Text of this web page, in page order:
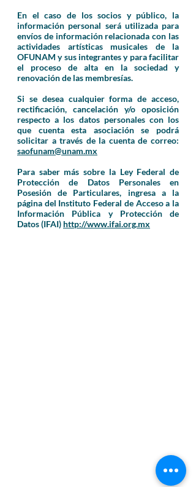
En el caso de los socios y público, la
información personal será utilizada para
envíos de información relacionada con las
actividades artísticas musicales de la
OFUNAM y sus integrantes y para facilitar
el proceso de alta en la sociedad y
renovación de las membresías.
Si se desea cualquier forma de acceso,
rectificación, cancelación y/o oposición
respecto a los datos personales con los
que cuenta esta asociación se podrá
solicitar a través de la cuenta de correo:
saofunam@unam.mx
Para saber más sobre la Ley Federal de
Protección de Datos Personales en
Posesión de Particulares, ingresa a la
página del Instituto Federal de Acceso a la
Información Pública y Protección de
Datos (IFAI) http://www.ifai.org.mx